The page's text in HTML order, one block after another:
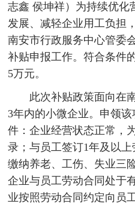
志鑫 侯坤祥）为持续优化
发展、减轻企业用工负担
南安市行政服务中心管委
补贴申报工作。符合条件
5万元。
此次补贴政策面向在
3年内的小微企业。申领
件：企业经营状态正常，
录；与员工签订1年及以
缴纳养老、工伤、失业三
企业与员工劳动合同处于
业按照劳动合同约定向员